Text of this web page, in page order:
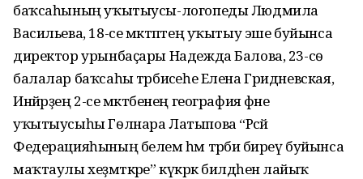
баҡсаһының уҡытыусы-логопеды Людмила
Васильева, 18-се мәктәптең уҡытыу эше буйынса
директор урынбаҫары Надежда Балова, 23-сѳ
балалар баҡсаһы тәрбиәсеһе Елена Гридневская,
Инйәрҙең 2-се мәктәбенең география фәне
уҡытыусыһы Гѳлнара Латыпова “Рәсәй
Федерацияһының белем һәм тәрбиә биреү буйынса
маҡтаулы хеҙмәткәре” күкрәк билдәһенә лайыҡ